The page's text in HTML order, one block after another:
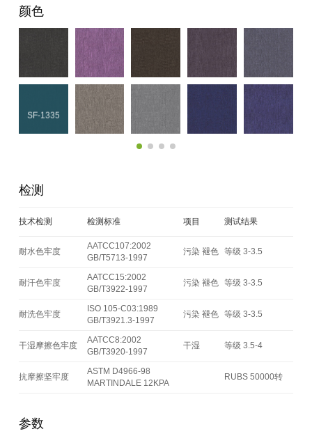
颜色
检测
技术检测 检测标准 项目 测试结果
耐水色牢度
AATCC107:2002
GB/T5713-1997
污染 褪色 等级 3-3.5
耐汗色牢度
AATCC15:2002
GB/T3922-1997
污染 褪色 等级 3-3.5
耐洗色牢度
ISO 105-C03:1989
GB/T3921.3-1997
污染 褪色 等级 3-3.5
干湿摩擦色牢度
AATCC8:2002
GB/T3920-1997
干湿 等级 3.5-4
抗摩擦坚牢度
ASTM D4966-98
MARTINDALE 12KPA
RUBS 50000转
参数